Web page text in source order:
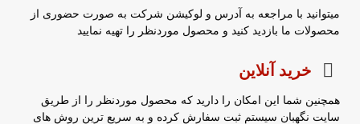
میتوانید با مراجعه به آدرس و لوکیشن شرکت به صورت حضوری از
محصولات ما بازدید کنید و محصول موردنظر را تهیه نمایید
خرید آنلاین
همچنین شما این امکان را دارید که محصول موردنظر را از طریق
سایت نگهبان سیستم ثبت سفارش کرده و به سریع ترین روش های